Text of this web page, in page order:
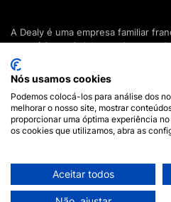
A Dealy é uma empresa familiar
acessórios mais baratos do
colecções de capas, estojos,
para o seu smartphone, tablet,
Desde 2012, apresentamos
oferecer ainda mais opções de
em França e em todo o mundo já
alguma pergunta, a nossa equipa
© 2026 Dealy - Todos os direitos
• Termos e
Nós usamos cookies
Podemos colocá-los para análise dos
melhorar o nosso site, mostrar
proporcionar uma óptima experiência
os cookies que utilizamos, abra as
Aceitar todos